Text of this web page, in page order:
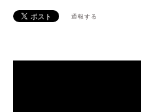
通報する